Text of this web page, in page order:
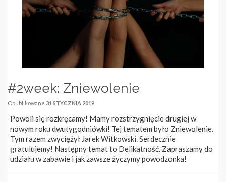
#2week: Zniewolenie
Opublikowane 31 STYCZNIA 2019
Powoli się rozkręcamy! Mamy rozstrzygnięcie drugiej w
nowym roku dwutygodniówki! Tej tematem było Zniewolenie.
Tym razem zwyciężył Jarek Witkowski. Serdecznie
gratulujemy! Następny temat to Delikatność. Zapraszamy do
udziału w zabawie i jak zawsze życzymy powodzonka!